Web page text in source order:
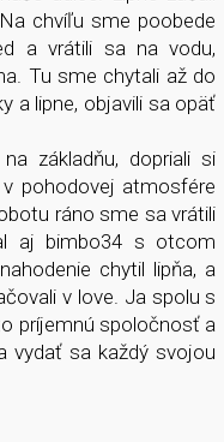
chvíľu sme poobede
a vrátili sa na vodu,
Tu sme chytali až do
a lipne, objavili sa opäť
základňu, dopriali si
pohodovej atmosfére
ráno sme sa vrátili
aj bimbo34 s otcom
chytil lipňa, a
v love. Ja spolu s
príjemnú spoločnosť a
vydať sa každý svojou